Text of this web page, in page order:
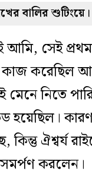
বালির
সেই প্রথম
করেছিল
মেনে নিতে
কিন্তু ঐশ্বর্য
করলেন।